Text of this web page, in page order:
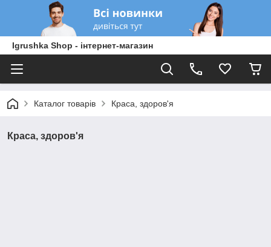
Igrushka Shop - інтернет-магазин
Каталог товарів Краса, здоров'я
Краса, здоров'я